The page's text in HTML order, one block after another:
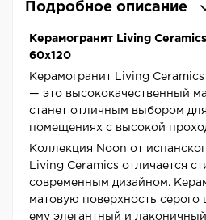
Подробное описание
Керамогранит Living
60x120
Керамогранит Living
— это высококачественный
станет отличным выбором
помещениях с высокой
Коллекция Noon от
Living Ceramics отличается
современным дизайном.
матовую поверхность серого
ему элегантный и